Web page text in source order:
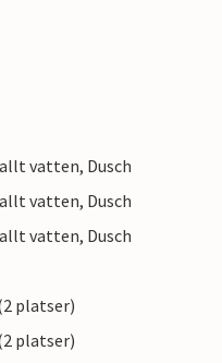
vatten, Dusch
vatten, Dusch
vatten, Dusch
platser)
platser)